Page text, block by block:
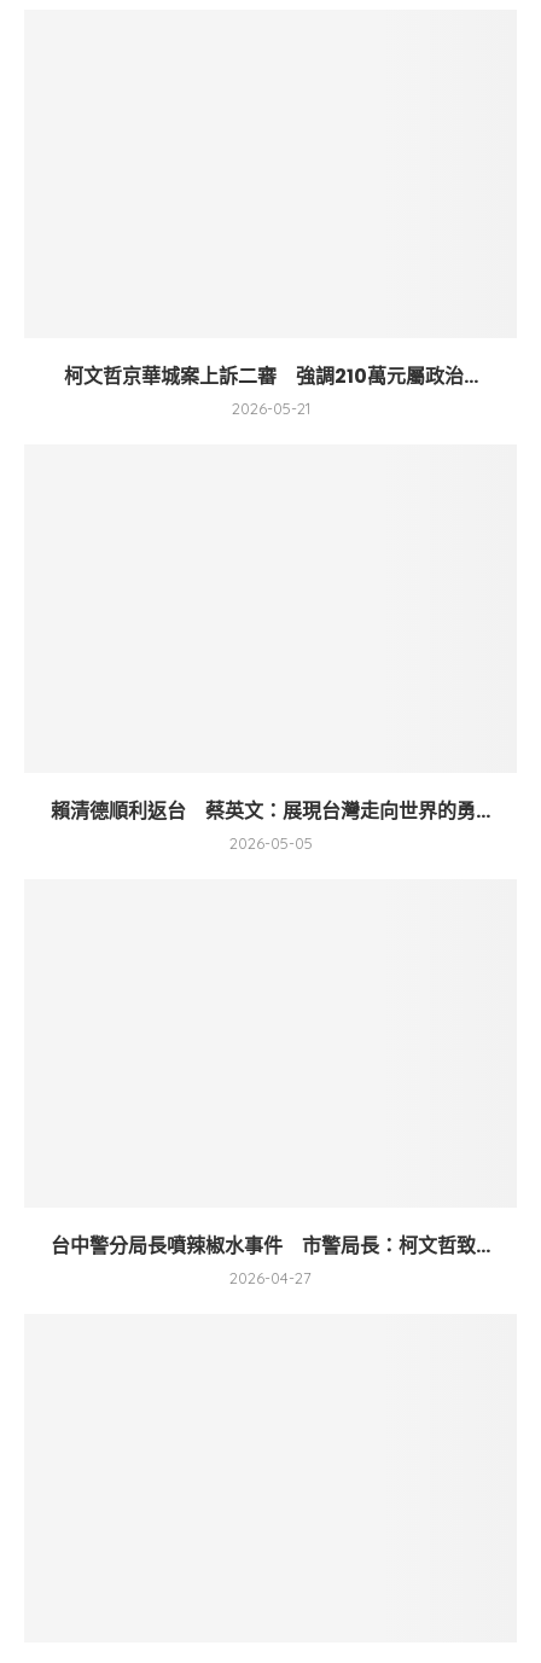
柯文哲京華城案上訴二審 強調210萬元屬政治...
2026-05-21
賴清德順利返台 蔡英文：展現台灣走向世界的勇...
2026-05-05
台中警分局長噴辣椒水事件 市警局長：柯文哲致...
2026-04-27